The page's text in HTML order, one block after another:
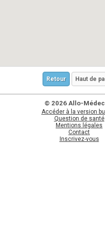
Retour Haut de
© 2026 Allo-
Accéder à la version
Question de santé
Mentions légales
Contact
Inscrivez-vous